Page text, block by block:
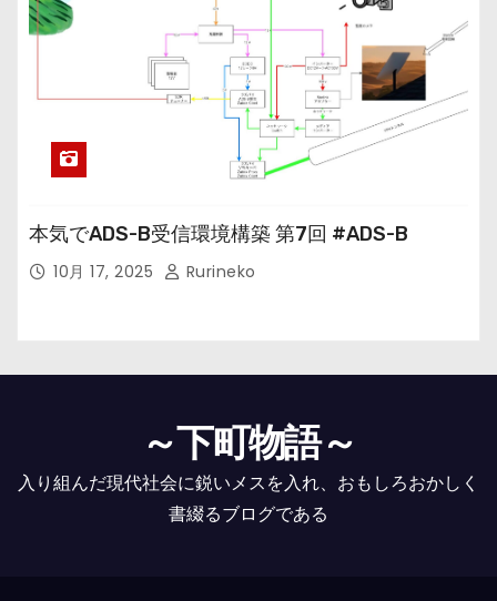
本気でADS-B受信環境構築 第7回 #ADS-B
10月 17, 2025 Rurineko
～下町物語～
入り組んだ現代社会に鋭いメスを入れ、おもしろおかしく
書綴るブログである